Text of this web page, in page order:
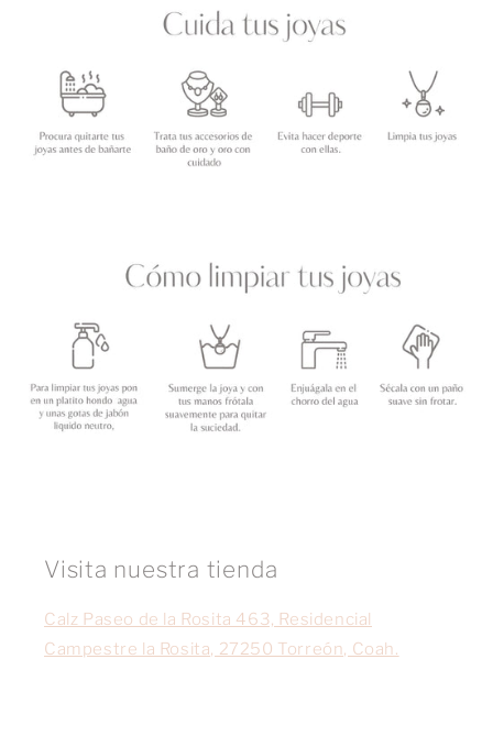
Visita nuestra tienda
Calz Paseo de la Rosita 463, Residencial
Campestre la Rosita, 27250 Torreón, Coah.